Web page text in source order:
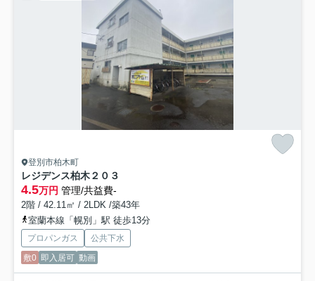
登別市柏木町
レジデンス柏木２０３
4.5万円 管理/共益費-
2階 / 42.11㎡ / 2LDK /築43年
室蘭本線「幌別」駅 徒歩13分
プロパンガス
公共下水
敷0 即入居可 動画